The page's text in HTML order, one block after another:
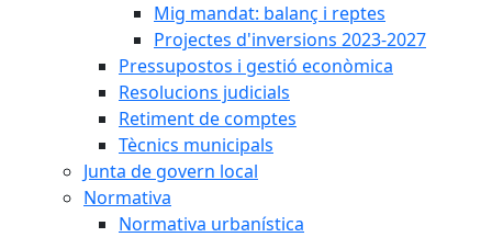
Mig mandat: balanç i reptes
Projectes d'inversions 2023-2027
Pressupostos i gestió econòmica
Resolucions judicials
Retiment de comptes
Tècnics municipals
Junta de govern local
Normativa
Normativa urbanística